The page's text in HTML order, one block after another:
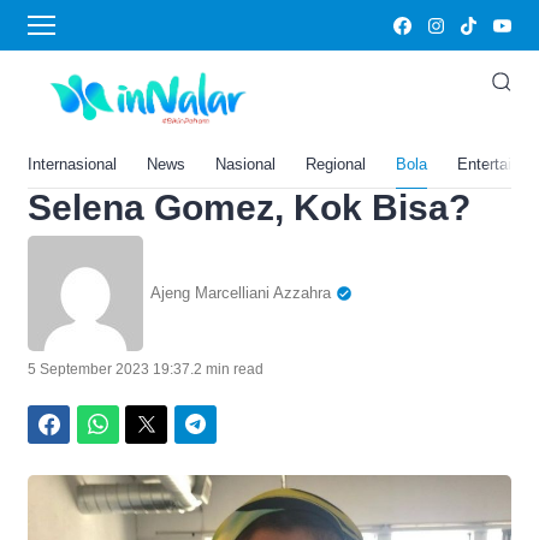
Internasional News Nasional Regional Bola
Home›Bola
Lionel Messi Gagal Cetak
Gol untuk Inter Miami,
Netizen Malah Salfok ke
Selena Gomez, Kok Bisa?
Ajeng Marcelliani Azzahra
5 September 2023 19:37.2 min read